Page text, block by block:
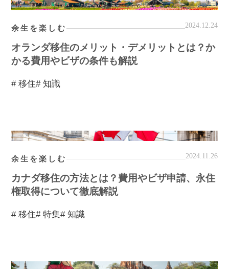
余生を楽しむ 2024.12.24
オランダ移住のメリット・デメリットとは？か
かる費用やビザの条件も解説
# 移住# 知識
余生を楽しむ 2024.11.26
カナダ移住の方法とは？費用やビザ申請、永住
権取得について徹底解説
# 移住# 特集# 知識